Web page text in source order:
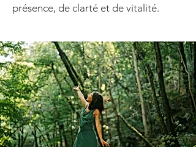
présence, de clarté et de vitalité.